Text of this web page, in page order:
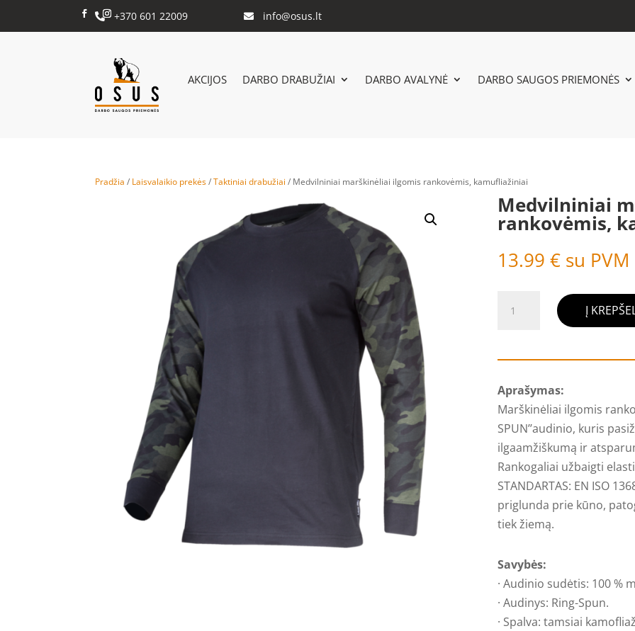
 +370 601 22009  info@osus.lt
AKCIJOS DARBO DRABUŽIAI DARBO AVALYNĖ DARBO SAUGOS PRIEMONĖS
Pradžia / Laisvalaikio prekės/Taktiniai drabužiai / Medvilniniai marškinėliai ilgomis rankovėmis, kamufliažiniai
Medvilniniai
rankovėmis,
13.99 € su PVM
kiekis:
marškinėliai
rankovėmis,
kamufliažiniai
Į
Aprašymas:
Marškinėliai ilgomis
SPUN’’audinio, kuris
ilgaamžiškumą ir
Rankogaliai užbaigti
STANDARTAS: EN ISO
priglunda prie kūno,
tiek žiemą.
Savybės:
· Audinio sudėtis: 100 %
· Audinys: Ring-Spun.
· Spalva: tamsiai